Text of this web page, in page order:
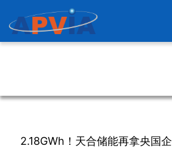
2.18GWh！天合储能再拿央国